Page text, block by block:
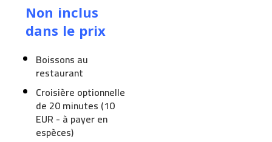
Non inclus
dans le prix
Boissons au
restaurant
Croisière optionnelle
de 20 minutes (10
EUR - à payer en
espèces)